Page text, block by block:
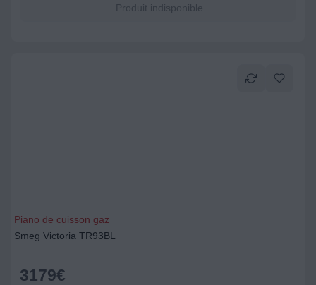
Produit indisponible
Piano de cuisson gaz
Smeg Victoria TR93BL
3179€